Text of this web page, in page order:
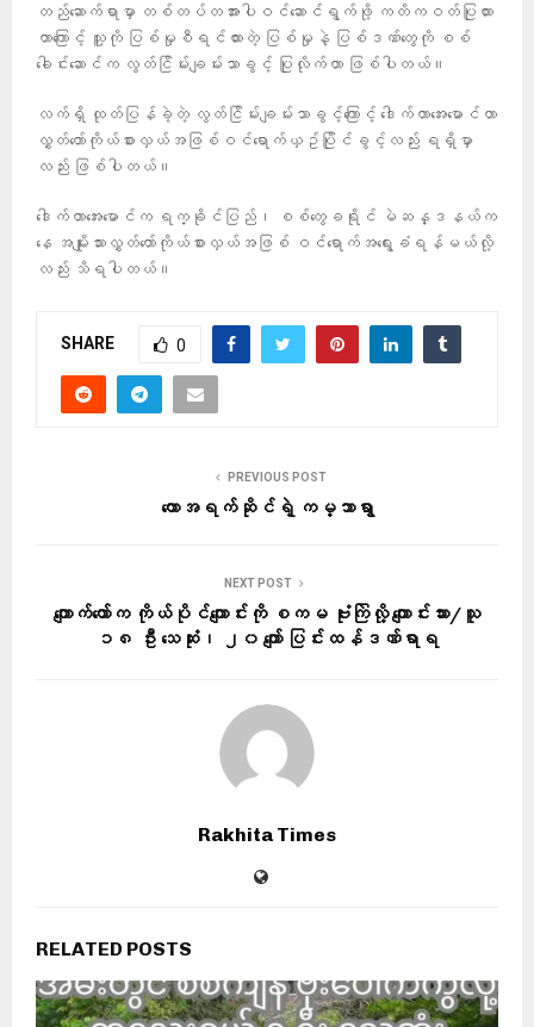
တည်ဆောက်ရာမှာ တစ်တပ်တအားပါဝင်ဆောင်ရွက်ဖို့ ကတိကဝတ်ပြုထား
တာကြောင့် သူ့ကို ပြစ်မှုစီရင်ထားတဲ့ ပြစ်မှုနဲ့ ပြစ်ဒဏ်တွေကို စစ်
ခေါင်းဆောင်က လွတ်ငြိမ်းချမ်းသာခွင့် ပြုလိုက်တာ ဖြစ်ပါတယ်။
လက်ရှိ ထုတ်ပြန်ခဲ့တဲ့ လွတ်ငြိမ်းချမ်းသာခွင့်ကြောင့် ဒေါက်တာအေးမောင်ဟာ
လွှတ်တော်ကိုယ်စားလှယ်အဖြစ်ဝင်ရောက်ယှဥ်ပြိုင်ခွင့်လည်း ရရှိမှာ
လည်း ဖြစ်ပါတယ်။
ဒေါက်တာအေးမောင်က ရက္ခိုင်ပြည်၊ စစ်တွေခရိုင် မဲဆန္ဒနယ်က
နေ အမျိုးသားလွှတ်တော်ကိုယ်စားလှယ်အဖြစ် ဝင်ရောက်အရွေးခံရန်မယ်လို့
လည်း သိရပါတယ်။
SHARE 0
PREVIOUS POST
တောအရက်ဆိုင်ရဲ့ ကမ္ဘာရွာ
NEXT POST
ကျောက်တော်က ကိုယ်ပိုင်ကျောင်းကို စကမ ဗုံးကြဲလို့ ကျောင်းသား/သူ
၁၈ ဦး သေဆုံး၊ ၂၀ ကျော် ပြင်းထန်ဒဏ်ရာရ
Rakhita Times
RELATED POSTS